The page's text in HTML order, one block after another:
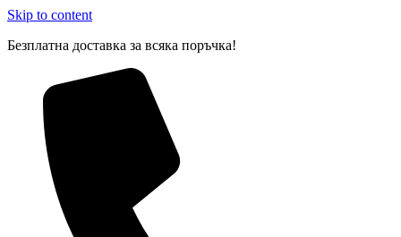
Skip to content
Безплатна доставка за всяка поръчка!